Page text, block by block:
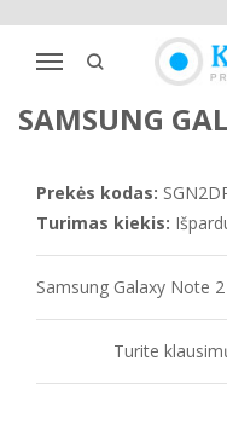
Navigacija
Pagrindinis Telefonų
Samsung Galaxy Note 2
SAMSUNG
Prekės kodas:
Turimas kiekis:
Samsung Galaxy Note
Turite